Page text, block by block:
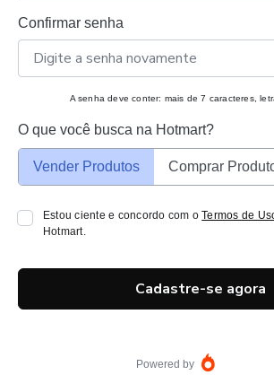
Confirmar senha
A senha deve conter: mais de 7 caracteres,
O que você busca na Hotmart?
Vender Produtos Comprar
Estou ciente e concordo com oTermos de
Hotmart.
Cadastre-se agora
Powered by